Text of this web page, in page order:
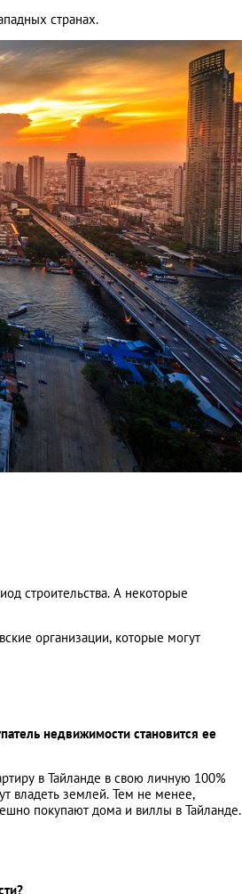
странах.
строительства. А некоторые
организации, которые могут
недвижимости становится ее
в Тайланде в свою личную 100%
владеть землей. Тем не менее,
покупают дома и виллы в Тайланде.